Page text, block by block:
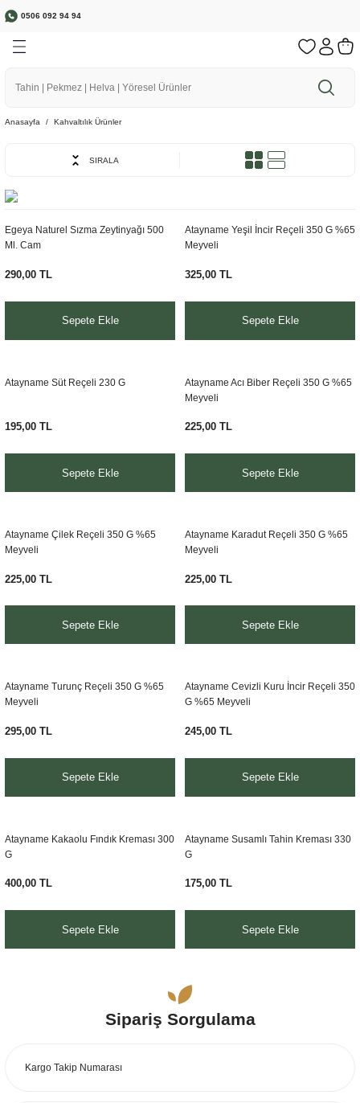
0506 092 94 94
Anasayfa Kahvaltılık Ürünler
SIRALA
Egeya Naturel Sızma Zeytinyağı 500
Ml. Cam
290,00 TL
Sepete Ekle
Atayname Yeşil İncir Reçeli 350 G %65
Meyveli
325,00 TL
Sepete Ekle
Atayname Süt Reçeli 230 G
195,00 TL
Sepete Ekle
Atayname Acı Biber Reçeli 350 G %65
Meyveli
225,00 TL
Sepete Ekle
Atayname Çilek Reçeli 350 G %65
Meyveli
225,00 TL
Sepete Ekle
Atayname Karadut Reçeli 350 G %65
Meyveli
225,00 TL
Sepete Ekle
Atayname Turunç Reçeli 350 G %65
Meyveli
295,00 TL
Sepete Ekle
Atayname Cevizli Kuru İncir Reçeli 350
G %65 Meyveli
245,00 TL
Sepete Ekle
Atayname Kakaolu Fındık Kreması 300
G
400,00 TL
Sepete Ekle
Atayname Susamlı Tahin Kreması 330
G
175,00 TL
Sepete Ekle
Sipariş Sorgulama